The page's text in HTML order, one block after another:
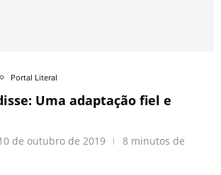
Portal Literal
Uma adaptação fiel e
de outubro de 2019
8 minutos de